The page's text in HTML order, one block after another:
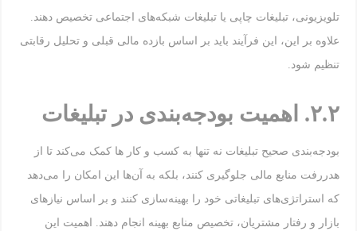
تلویزیونی، تبلیغات چاپی یا تبلیغات شبکه‌های اجتماعی تخصیص دهند.
علاوه بر این، این فرآیند باید بر اساس بازده مالی قبلی و تحلیل رقابتی
تنظیم شود.
۲.۲. اهمیت بودجه‌بندی در تبلیغات
بودجه‌بندی صحیح تبلیغات نه تنها به کسب و کار ها کمک می‌کند تا از
هدررفت منابع مالی جلوگیری کنند، بلکه به آن‌ها این امکان را می‌دهد
که استراتژی‌های تبلیغاتی خود را بهینه‌سازی کنند و بر اساس نیازهای
بازار و رفتار مشتریان، تخصیص منابع بهینه انجام دهند. اهمیت این